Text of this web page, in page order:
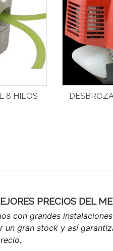
8 HILOS
PRECIOS DEL
con grandes
un gran stock y así